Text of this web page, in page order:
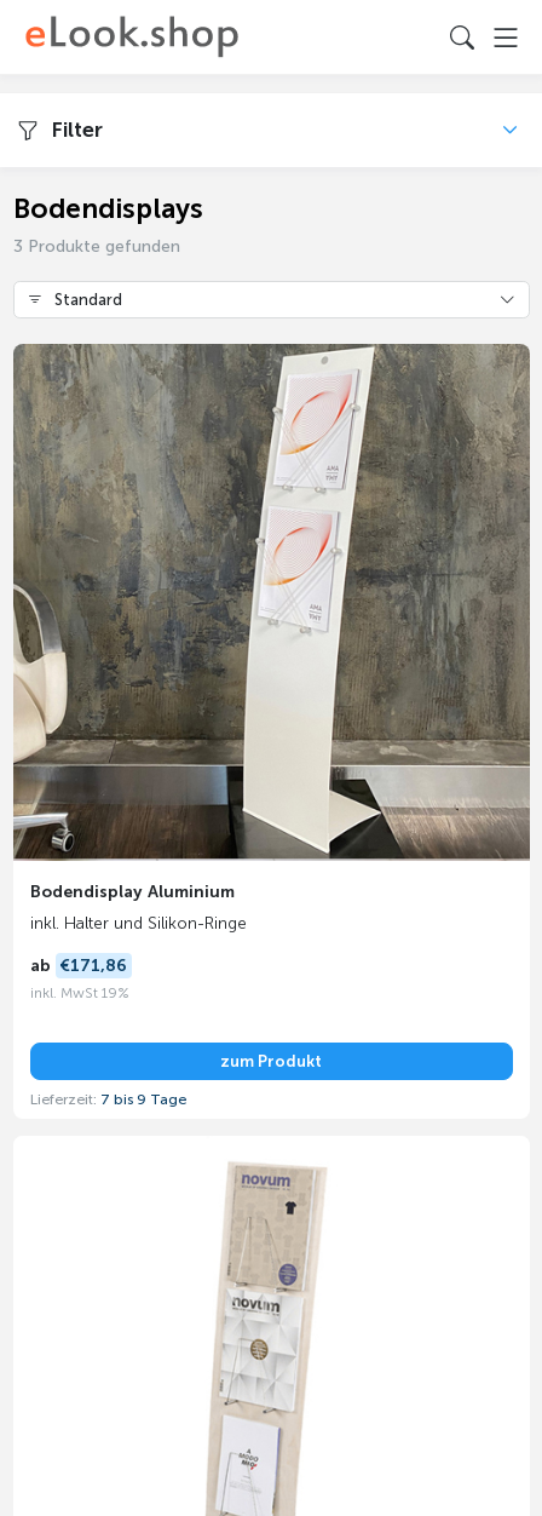
Filter
Bodendisplays
3 Produkte gefunden
Standard
Bodendisplay Aluminium
inkl. Halter und Silikon-Ringe
ab €171,86
inkl. MwSt 19%
zum Produkt
Lieferzeit: 7 bis 9 Tage